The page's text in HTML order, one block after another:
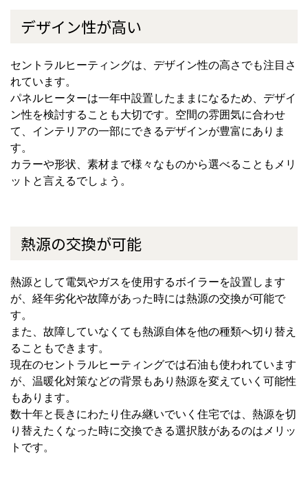
デザイン性が高い
セントラルヒーティングは、デザイン性の高さでも注目さ
れています。
パネルヒーターは一年中設置したままになるため、デザイ
ン性を検討することも大切です。空間の雰囲気に合わせ
て、インテリアの一部にできるデザインが豊富にありま
す。
カラーや形状、素材まで様々なものから選べることもメリ
ットと言えるでしょう。
熱源の交換が可能
熱源として電気やガスを使用するボイラーを設置します
が、経年劣化や故障があった時には熱源の交換が可能で
す。
また、故障していなくても熱源自体を他の種類へ切り替え
ることもできます。
現在のセントラルヒーティングでは石油も使われています
が、温暖化対策などの背景もあり熱源を変えていく可能性
もあります。
数十年と長きにわたり住み継いでいく住宅では、熱源を切
り替えたくなった時に交換できる選択肢があるのはメリッ
トです。